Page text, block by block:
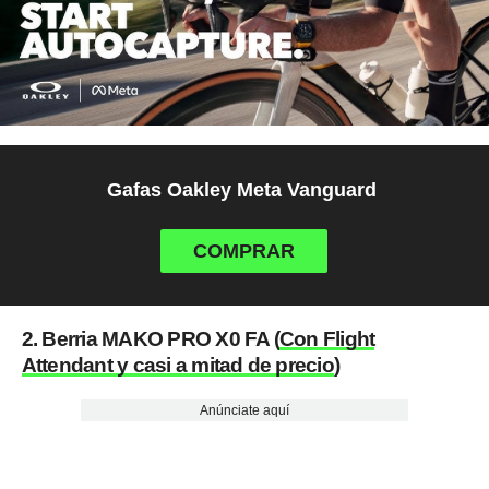
Gafas Oakley Meta Vanguard
COMPRAR
2. Berria MAKO PRO X0 FA (Con Flight
Attendant y casi a mitad de precio)
Anúnciate aquí